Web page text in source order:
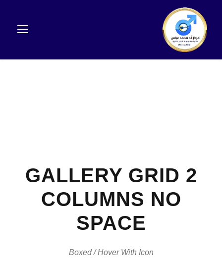
GALLERY GRID 2
COLUMNS NO
SPACE
Boxed / Hover With Icon